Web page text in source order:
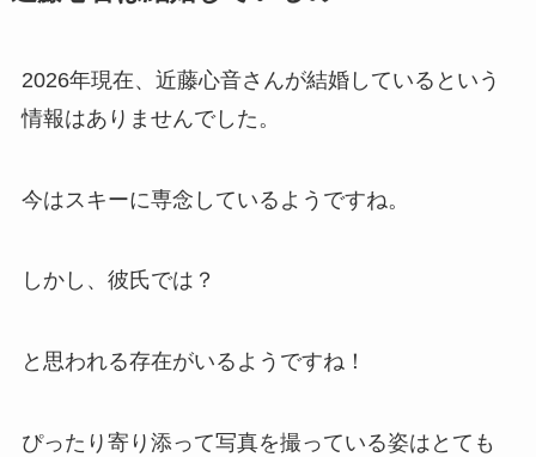
2026年現在、近藤心音さんが結婚しているという
情報はありませんでした。
今はスキーに専念しているようですね。
しかし、彼氏では？
と思われる存在がいるようですね！
ぴったり寄り添って写真を撮っている姿はとても